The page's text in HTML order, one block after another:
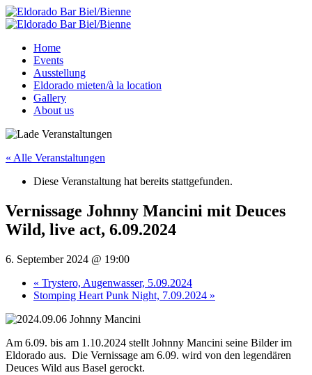
Home
Events
Ausstellung
Eldorado mieten/à la location
Gallery
About us
« Alle Veranstaltungen
Diese Veranstaltung hat bereits stattgefunden.
Vernissage Johnny Mancini mit Deuces
Wild, live act, 6.09.2024
6. September 2024 @ 19:00
« Trystero, Augenwasser, 5.09.2024
Stomping Heart Punk Night, 7.09.2024 »
Am 6.09. bis am 1.10.2024 stellt Johnny Mancini seine Bilder im
Eldorado aus. Die Vernissage am 6.09. wird von den legendären
Deuces Wild aus Basel gerockt.